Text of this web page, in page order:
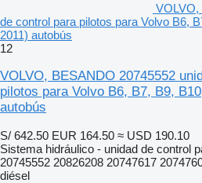
VOLVO,
de control para pilotos para Volvo B6,
2011) autobús
12
VOLVO, BESANDO 20745552
pilotos para Volvo B6, B7, B9,
autobús
S/ 642.50 EUR 164.50 ≈ USD 190.10
Sistema hidráulico - unidad de control
20745552 20826208 20747617
diésel